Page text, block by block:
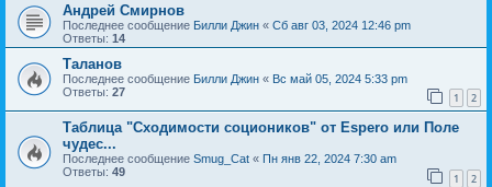
Андрей Смирнов
Последнее сообщение Билли Джин « Сб авг 03, 2024 12:46 pm
Ответы: 14
Таланов
Последнее сообщение Билли Джин « Вс май 05, 2024 5:33 pm
Ответы: 27 1 2
Таблица "Сходимости социоников" от Espero или Поле
чудес...
Последнее сообщение Smug_Cat « Пн янв 22, 2024 7:30 am
Ответы: 49 1 2